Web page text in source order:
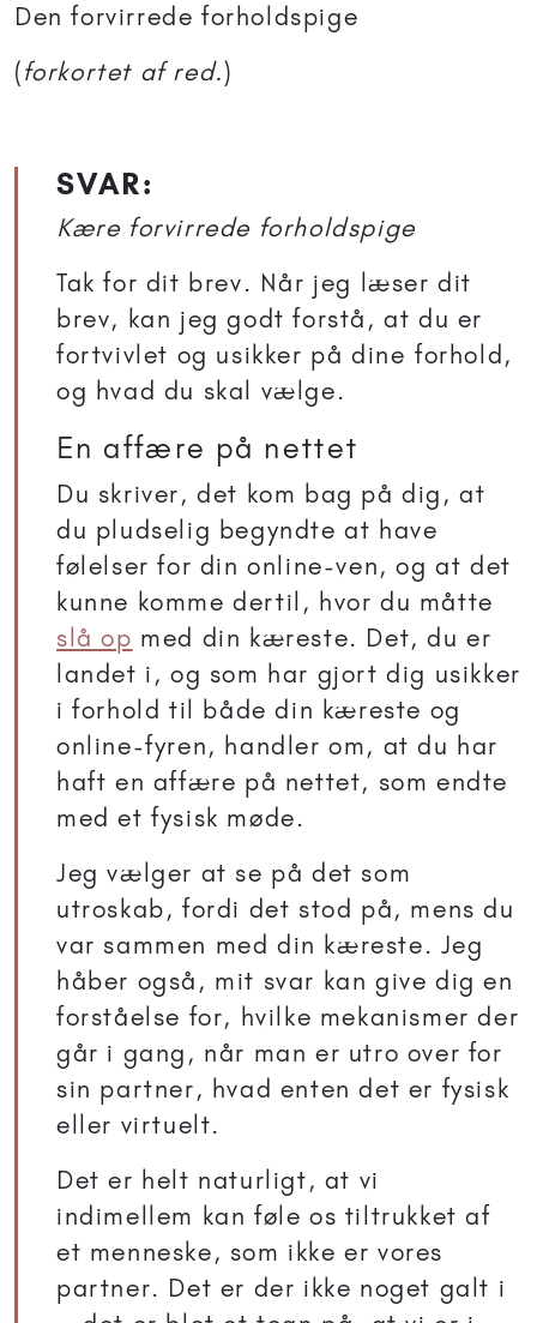
Den forvirrede forholdspige
(forkortet af red.)
SVAR:
Kære forvirrede forholdspige
Tak for dit brev. Når jeg læser dit
brev, kan jeg godt forstå, at du er
fortvivlet og usikker på dine forhold,
og hvad du skal vælge.
En affære på nettet
Du skriver, det kom bag på dig, at
du pludselig begyndte at have
følelser for din online-ven, og at det
kunne komme dertil, hvor du måtte
slå op med din kæreste. Det, du er
landet i, og som har gjort dig usikker
i forhold til både din kæreste og
online-fyren, handler om, at du har
haft en affære på nettet, som endte
med et fysisk møde.
Jeg vælger at se på det som
utroskab, fordi det stod på, mens du
var sammen med din kæreste. Jeg
håber også, mit svar kan give dig en
forståelse for, hvilke mekanismer der
går i gang, når man er utro over for
sin partner, hvad enten det er fysisk
eller virtuelt.
Det er helt naturligt, at vi
indimellem kan føle os tiltrukket af
et menneske, som ikke er vores
partner. Det er der ikke noget galt i